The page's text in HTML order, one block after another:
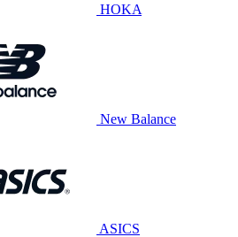
HOKA
New Balance
ASICS